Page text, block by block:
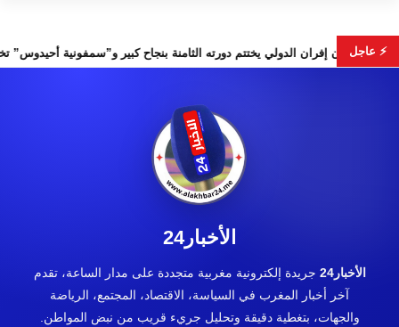
⚡ عاجل
الأمن مهرجان إفران الدولي يختتم دورته الثامنة بنجاح كبير
الأخبار24
الأخبار24
جريدة إلكترونية مغربية متجددة على مدار الساعة، تقدم
آخر أخبار المغرب في السياسة، الاقتصاد، المجتمع، الرياضة
والجهات، بتغطية دقيقة وتحليل جريء قريب من نبض المواطن.